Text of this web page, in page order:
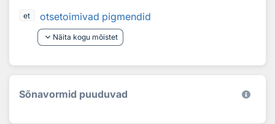
et
otsetoimivad pigmendid
keyboard_arrow_down Näita kogu mõistet
Sõnavormid puuduvad